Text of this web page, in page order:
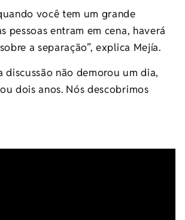
você tem um grande
pessoas entram em cena, haverá
a separação”, explica Mejía.
discussão não demorou um dia,
dois anos. Nós descobrimos